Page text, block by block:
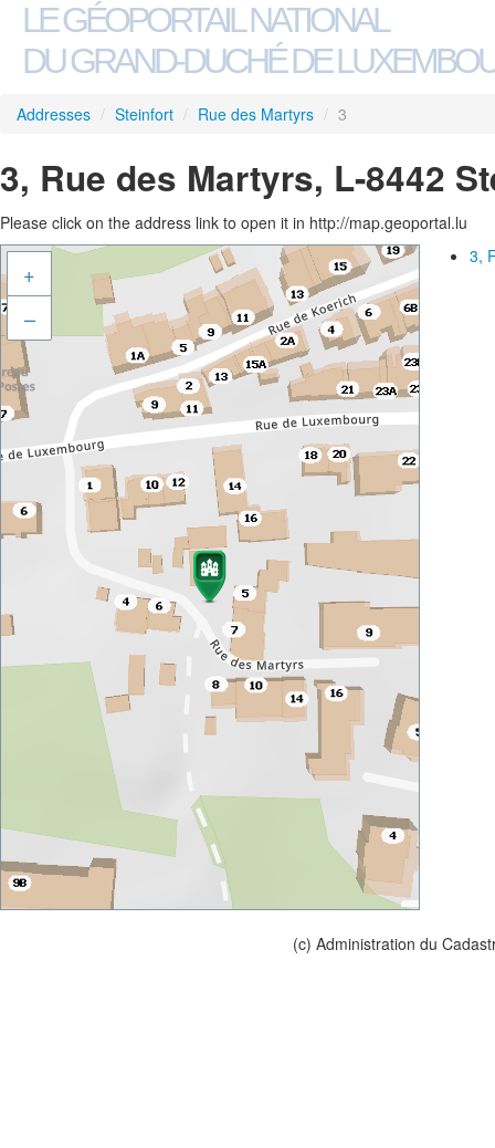
LE GÉOPORTAIL NATIONAL
DU GRAND-DUCHÉ DE
Addresses / Steinfort / Rue des Martyrs / 3
3, Rue des Martyrs, L-8442
Please click on the address link to open it in http://map.geoportal.lu
+
–
3,
(c) Administration du